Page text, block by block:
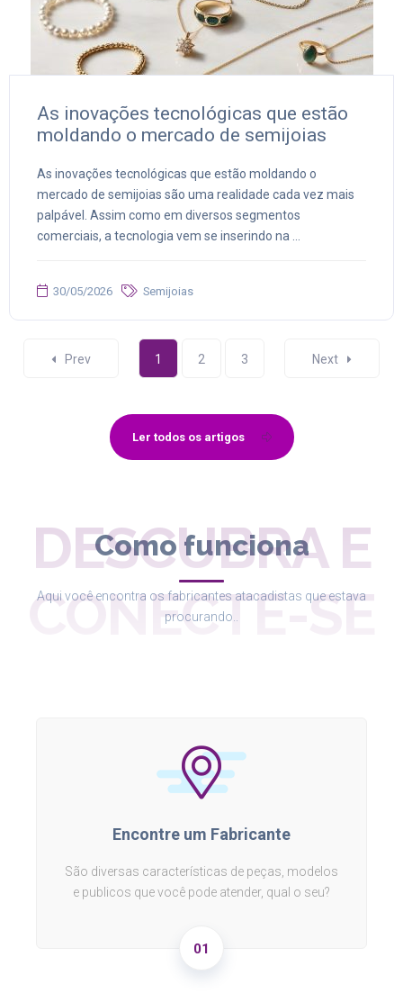
As inovações tecnológicas que estão
moldando o mercado de semijoias
As inovações tecnológicas que estão moldando o
mercado de semijoias são uma realidade cada vez mais
palpável. Assim como em diversos segmentos
comerciais, a tecnologia vem se inserindo na ...
30/05/2026 Semijoias
Prev 1 2 3 Next
Ler todos os artigos
Como funciona
DESCUBRA E
CONECTE-SE
Aqui você encontra os fabricantes atacadistas que estava
procurando..
01
Encontre um Fabricante
São diversas características de peças, modelos
e publicos que você pode atender, qual o seu?